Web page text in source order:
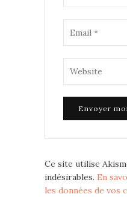
Ce site utilise
indésirables. En
les données de vos